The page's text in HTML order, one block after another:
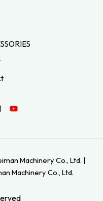
Machinery Co., Ltd. |
Machinery Co., Ltd.